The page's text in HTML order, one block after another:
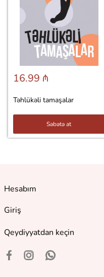
16.99 ₼
Təhlükəli tamaşalar
Səbətə at
Hesabım
Giriş
Qeydiyyatdan keçin